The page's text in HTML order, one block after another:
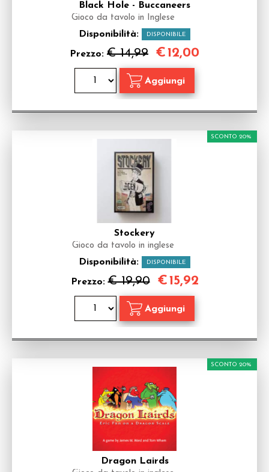
Black Hole - Buccaneers
Gioco da tavolo in Inglese
Disponibilità: DISPONIBILE
Prezzo: € 14,99 €12,00
Stockery
Gioco da tavolo in inglese
Disponibilità: DISPONIBILE
Prezzo:€ 19,90
SCONTO 20%
€15,92
Dragon Lairds
SCONTO 20%